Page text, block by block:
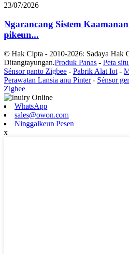
23/07/2026
Ngarancang Sistem
pikeun...
© Hak Cipta - 2010-2026: Sadaya Hak
Ditangtayungan.Produk Panas - Peta
Sénsor panto Zigbee - Pabrik Alat Iot -
Perawatan Lansia anu Pinter- Sénsor
Zigbee
WhatsApp
sales@owon.com
Ninggalkeun Pesen
x